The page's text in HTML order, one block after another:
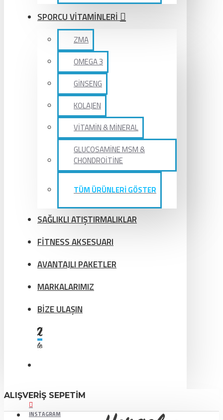
SPORCU VİTAMİNLERİ
ZMA
OMEGA 3
GİNSENG
KOLAJEN
VİTAMİN & MİNERAL
GLUCOSAMİNE MSM &
CHONDROİTİNE
TÜM ÜRÜNLERİ GÖSTER
SAĞLIKLI ATIŞTIRMALIKLAR
FİTNESS AKSESUARI
AVANTAJLI PAKETLER
MARKALARIMIZ
BİZE ULAŞIN
ALIŞVERIŞ SEPETIM
INSTAGRAM